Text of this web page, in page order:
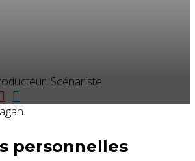
Scénariste
personnelles